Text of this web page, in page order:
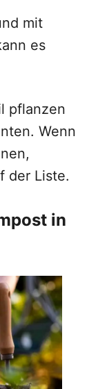
mit
es
pflanzen
Wenn
der Liste.
in